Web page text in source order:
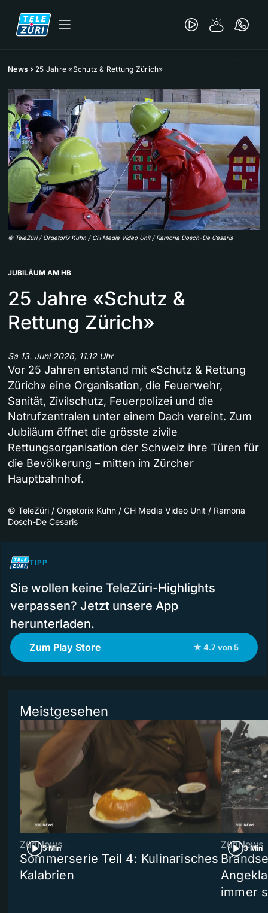
News 25 Jahre «Schutz & Rettung Zürich»
© TeleZüri / Orgetorix Kuhn / CH Media Video Unit / Ramona Dosch-De Cesaris
JUBILÄUM AM HB
25 Jahre «Schutz &
Rettung Zürich»
Sa 13. Juni 2026, 11.12 Uhr
Vor 25 Jahren entstand mit «Schutz & Rettung
Zürich» eine Organisation, die Feuerwehr,
Sanität, Zivilschutz, Feuerpolizei und die
Notrufzentralen unter einem Dach vereint. Zum
Jubiläum öffnet die grösste zivile
Rettungsorganisation der Schweiz ihre Türen für
die Bevölkerung – mitten im Zürcher
Hauptbahnhof.
© TeleZüri / Orgetorix Kuhn / CH Media Video Unit / Ramona
Dosch-De Cesaris
TIPP
Sie wollen keine TeleZüri-Highlights
verpassen? Jetzt unsere App
herunterladen.
Zum Play Store ★ 4.7 von 5
Meistgesehen
5 Min
ZüriNews
Sommerserie Teil 4: Kulinarisches
Kalabrien
3 Min
ZüriNews
immer